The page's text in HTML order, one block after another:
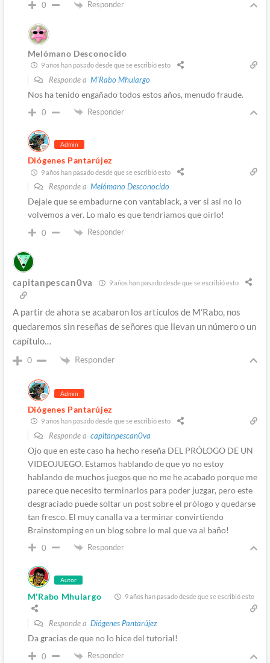
0 Responder
Melómano Desconocido
9 años han pasado desde que se escribió esto
Responde a M'Rabo Mhulargo
Nos ha tenido engañado todos estos años, menudo fraude.
0 Responder
Admin
Diógenes Pantarújez
9 años han pasado desde que se escribió esto
Responde a Melómano Desconocido
Dejale que se embadurne con vantablack, a ver si así no lo
volvemos a ver. Lo malo es que tendríamos que oirlo!
0 Responder
capitanpescan0va 9 años han pasado desde que se escribió esto
A partir de ahora se acabaron los artículos de M’Rabo, nos
quedaremos sin reseñas de señores que llevan un número o un
capítulo…
0 Responder
Admin
Diógenes Pantarújez
9 años han pasado desde que se escribió esto
Responde a capitanpescan0va
Ojo que en este caso ha hecho reseña DEL PRÓLOGO DE UN
VIDEOJUEGO. Estamos hablando de que yo no estoy
hablando de muchos juegos que no me he acabado porque me
parece que necesito terminarlos para poder juzgar, pero este
desgraciado puede soltar un post sobre el prólogo y quedarse
tan fresco. El muy canalla va a terminar convirtiendo
Brainstomping en un blog sobre lo mal que va al baño!
0 Responder
Autor
M'Rabo Mhulargo 9 años han pasado desde que se escribió esto
Responde a Diógenes Pantarújez
Da gracias de que no lo hice del tutorial!
0 Responder